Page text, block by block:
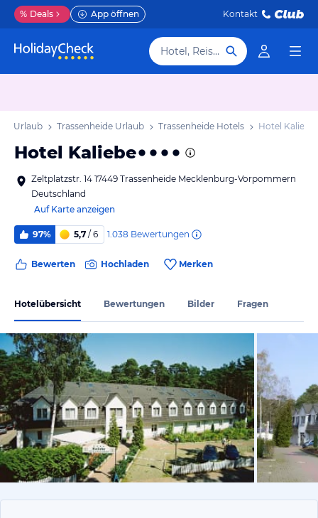
% Deals App öffnen Kontakt
Hotel, Reiseziel
Urlaub Trassenheide Urlaub Trassenheide Hotels Hotel Kaliebe
Hotel Kaliebe
Zeltplatzstr. 14 17449 Trassenheide Mecklenburg-Vorpommern
Deutschland
Auf Karte anzeigen
97% 5,7 / 6 1.038 Bewertungen
Bewerten Hochladen Merken
Hotelübersicht Bewertungen Bilder Fragen
vom